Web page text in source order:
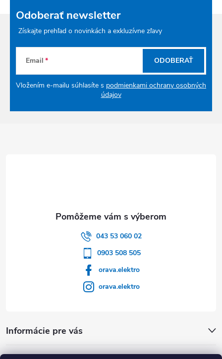
Odoberať newsletter
Získajte prehľad o novinkách a exkluzívne zľavy
Email
Vložením e-mailu súhlasíte s podmienkami ochrany osobných
údajov
ODOBERAŤ
043 53 060 02
0903 508 505
orava.elektro
orava.elektro
Informácie pre vás